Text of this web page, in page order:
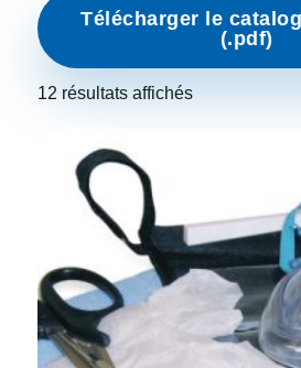
Télécharger le
(.pdf)
12 résultats affichés